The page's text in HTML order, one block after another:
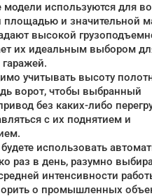
модели используются для
площадью и значительной
высокой
их идеальным выбором
учитывать высоту
ворот, чтобы выбранный
без каких-либо
с их поднятием и
использовать
раз в день, разумно
интенсивности
о промышленных